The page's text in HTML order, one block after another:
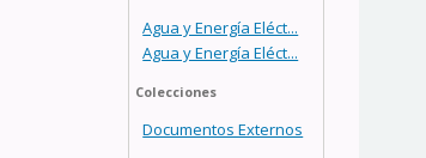
Agua y Energía Eléct...
Agua y Energía Eléct...
Colecciones
Documentos Externos